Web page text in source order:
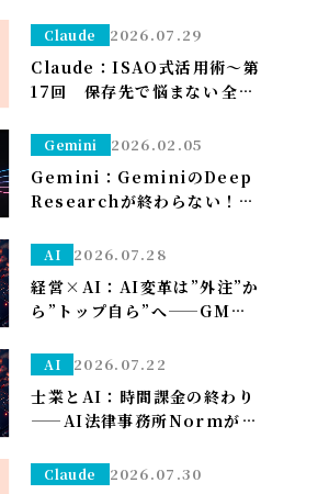
は「常に許可」で流す（※管
Claude 2026.07.29
Claude：ISAO式活用術～第
17回 保存先で悩まない――全部
して、仕分けはClaudeに任
Gemini 2026.02.05
Gemini：GeminiのDeep
Researchが終わらない！？
た1つ」のこと
AI 2026.07.28
経営×AI：AI変革は”外注”か
ら”トップ自ら”へ——GMO熊
任、社長がコードを書く
AI 2026.07.22
士業とAI：時間課金の終わり
——AI法律事務所Normがユ
ぐ」への転換
Claude 2026.07.30